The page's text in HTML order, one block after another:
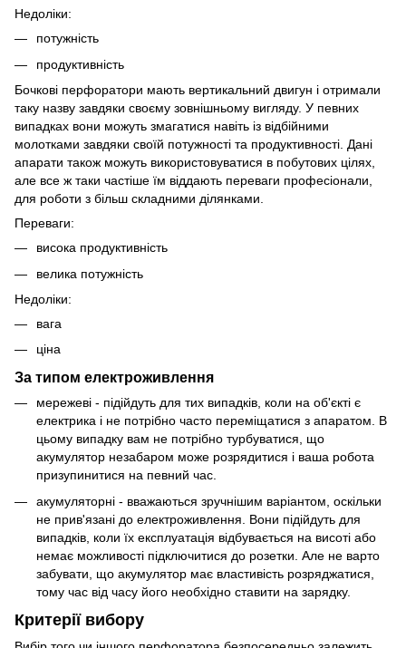
Недоліки:
потужність
продуктивність
Бочкові перфоратори мають вертикальний двигун і отримали
таку назву завдяки своєму зовнішньому вигляду. У певних
випадках вони можуть змагатися навіть із відбійними
молотками завдяки своїй потужності та продуктивності. Дані
апарати також можуть використовуватися в побутових цілях,
але все ж таки частіше їм віддають переваги професіонали,
для роботи з більш складними ділянками.
Переваги:
висока продуктивність
велика потужність
Недоліки:
вага
ціна
За типом електроживлення
мережеві - підійдуть для тих випадків, коли на об'єкті є
електрика і не потрібно часто переміщатися з апаратом. В
цьому випадку вам не потрібно турбуватися, що
акумулятор незабаром може розрядитися і ваша робота
призупинитися на певний час.
акумуляторні - вважаються зручнішим варіантом, оскільки
не прив'язані до електроживлення. Вони підійдуть для
випадків, коли їх експлуатація відбувається на висоті або
немає можливості підключитися до розетки. Але не варто
забувати, що акумулятор має властивість розряджатися,
тому час від часу його необхідно ставити на зарядку.
Критерії вибору